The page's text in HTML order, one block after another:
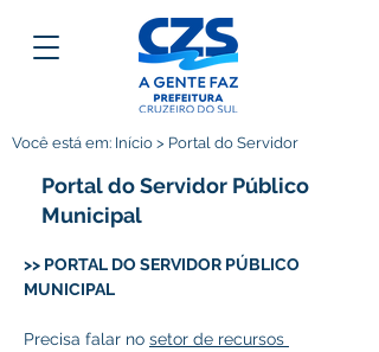
Você está em: Início > Portal do Servidor
Portal do Servidor Público
Municipal
>> PORTAL DO SERVIDOR PÚBLICO
MUNICIPAL
Precisa falar no setor de recursos